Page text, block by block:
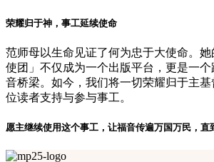
荣耀归于神，事工延续使命
范师母以生命见证了何为忠于大使命。
使团」不仅成为一个出版平台，更是一
音桥梁。如今，我们将一切荣耀归于主
位读者支持与参与事工。
愿主继续使用这个事工，让福音传遍万国万民，直